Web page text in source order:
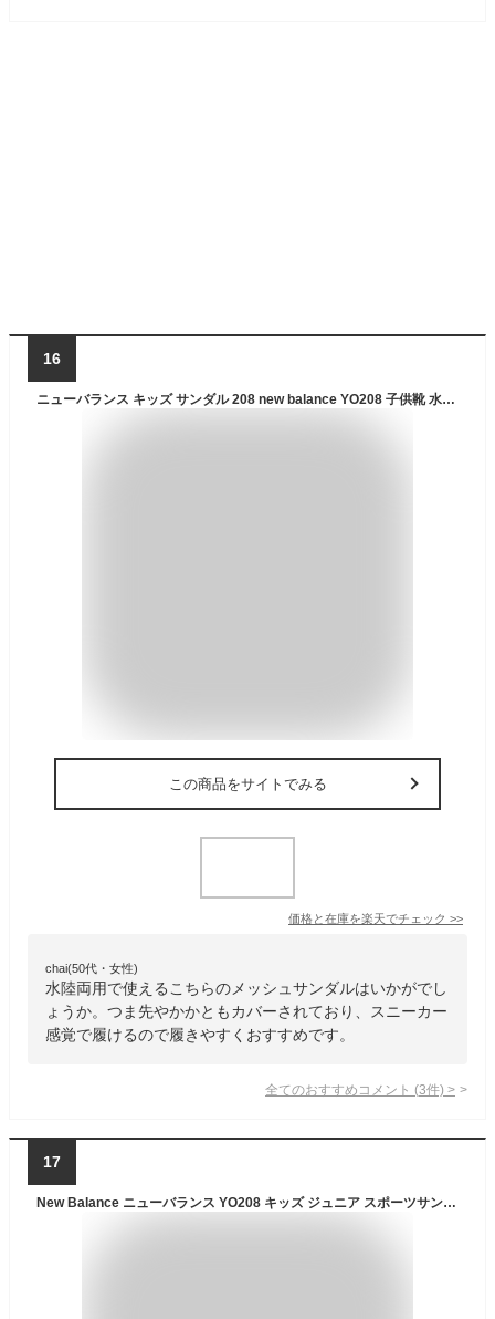
16
ニューバランス キッズ サンダル 208 new balance YO208 子供靴 水遊び 川遊び 海 ブラック ピンク ブルー レッド カーキ NB
この商品をサイトでみる
価格と在庫を楽天でチェック >>
chai(50代・女性)
水陸両用で使えるこちらのメッシュサンダルはいかがでし
ょうか。つま先やかかともカバーされており、スニーカー
感覚で履けるので履きやすくおすすめです。
全てのおすすめコメント (3件) >
17
New Balance ニューバランス YO208 キッズ ジュニア スポーツサンダル 水陸両用 ウォーターシューズ にゅーばらんす 男の子 女の子